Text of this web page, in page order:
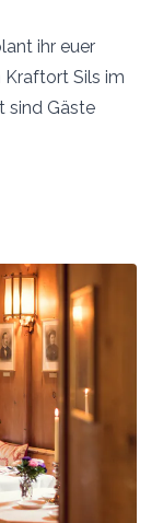
ihr euer
Kraftort Sils im
sind Gäste